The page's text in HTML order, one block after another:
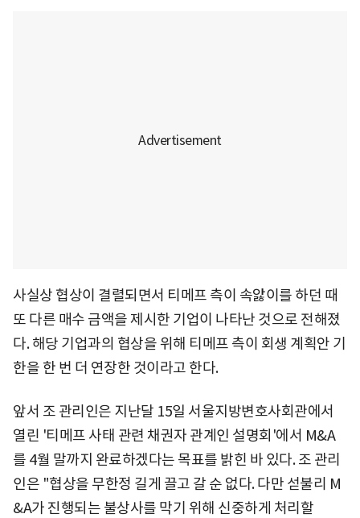
사실상 협상이 결렬되면서 티메프 측이 속앓이를 하던 때
또 다른 매수 금액을 제시한 기업이 나타난 것으로 전해졌
다. 해당 기업과의 협상을 위해 티메프 측이 회생 계획안 기
한을 한 번 더 연장한 것이라고 한다.
앞서 조 관리인은 지난달 15일 서울지방변호사회관에서
열린 '티메프 사태 관련 채권자 관계인 설명회'에서 M&A
를 4월 말까지 완료하겠다는 목표를 밝힌 바 있다. 조 관리
인은 "협상을 무한정 길게 끌고 갈 순 없다. 다만 섣불리 M
&A가 진행되는 불상사를 막기 위해 신중하게 처리할